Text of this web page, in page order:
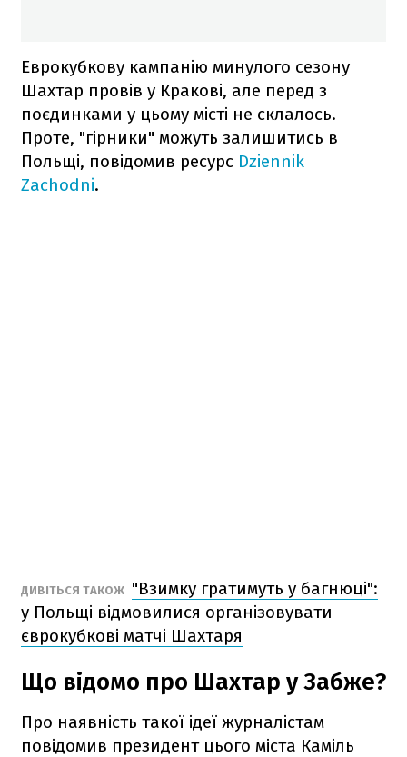
Еврокубкову кампанію минулого сезону
Шахтар провів у Кракові, але перед з
поєдинками у цьому місті не склалось.
Проте, "гірники" можуть залишитись в
Польщі, повідомив ресурс Dziennik
Zachodni.
ДИВІТЬСЯ ТАКОЖ "Взимку гратимуть у багнюці":
у Польщі відмовилися організовувати
єврокубкові матчі Шахтаря
Що відомо про Шахтар у Забже?
Про наявність такої ідеї журналістам
повідомив президент цього міста Каміль